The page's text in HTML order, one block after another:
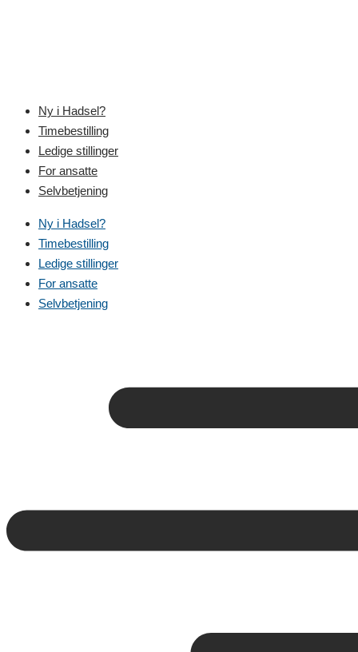
Ny i Hadsel?
Timebestilling
Ledige stillinger
For ansatte
Selvbetjening
Ny i Hadsel?
Timebestilling
Ledige stillinger
For ansatte
Selvbetjening